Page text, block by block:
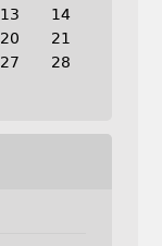
13
14
20
21
27
28